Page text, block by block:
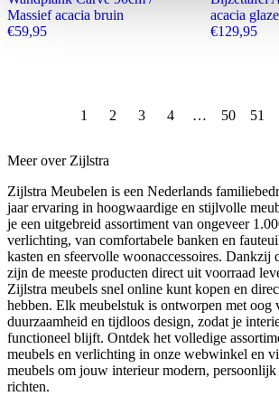
Massief acacia bruin
€59,95
acacia
€129,95
1 2 3 4 … 50 51
Meer over Zijlstra
Zijlstra Meubelen is een Nederlands
jaar ervaring in hoogwaardige en stijlvolle
je een uitgebreid assortiment van ongeveer
verlichting, van comfortabele banken en
kasten en sfeervolle woonaccessoires. Dankzij
zijn de meeste producten direct uit voorraad
Zijlstra meubels snel online kunt kopen en
hebben. Elk meubelstuk is ontworpen met oog
duurzaamheid en tijdloos design, zodat je
functioneel blijft. Ontdek het volledige
meubels en verlichting in onze webwinkel en
meubels om jouw interieur modern,
richten.